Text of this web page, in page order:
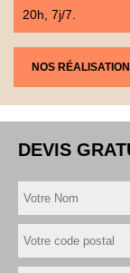
20h, 7j/7.
NOS
DEVIS